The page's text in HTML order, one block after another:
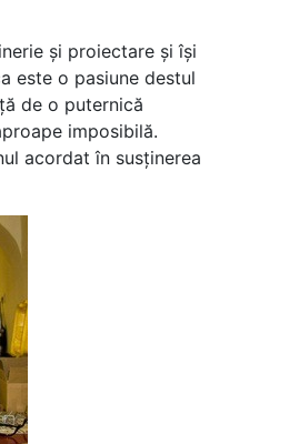
și proiectare și îşi
este o pasiune destul
de o puternică
imposibilă.
acordat în susţinerea